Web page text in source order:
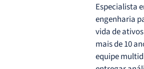
Especialista
engenharia
vida de
mais de 10
equipe